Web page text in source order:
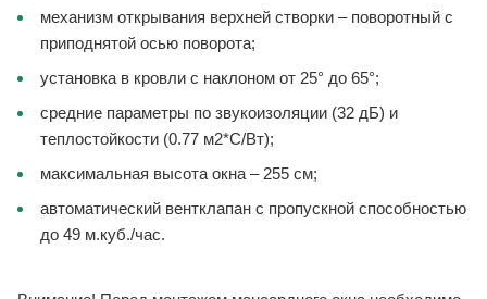
механизм открывания верхней створки – поворотный с
приподнятой осью поворота;
установка в кровли с наклоном от 25° до 65°;
средние параметры по звукоизоляции (32 дБ) и
теплостойкости (0.77 м2*С/Вт);
максимальная высота окна – 255 см;
автоматический вентклапан с пропускной способностью
до 49 м.куб./час.